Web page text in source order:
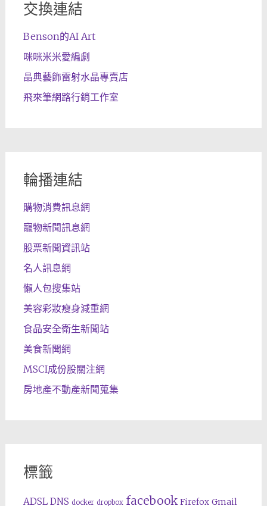
交換連結
Benson的AI Art
咪咪米米愛編劇
晶典藝飾雷射水晶專賣店
飛來筆網路行銷工作室
輪播連結
購物消費訊息網
寵物新聞訊息網
股票新聞資訊站
名人訊息網
懶人包搜集站
美容彩妝瘦身減重網
食品安全衛生新聞站
美食新聞網
MSCI成份股關注網
房地產不動產新聞蒐集
標籤
ADSL DNS docker dropbox facebook Firefox Gmail